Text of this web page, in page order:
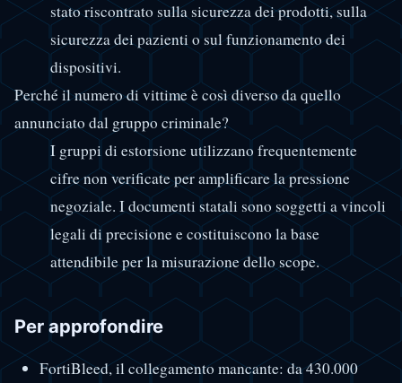
stato riscontrato sulla sicurezza dei prodotti, sulla
sicurezza dei pazienti o sul funzionamento dei
dispositivi.
Perché il numero di vittime è così diverso da quello
annunciato dal gruppo criminale?
I gruppi di estorsione utilizzano frequentemente
cifre non verificate per amplificare la pressione
negoziale. I documenti statali sono soggetti a vincoli
legali di precisione e costituiscono la base
attendibile per la misurazione dello scope.
Per approfondire
FortiBleed, il collegamento mancante: da 430.000